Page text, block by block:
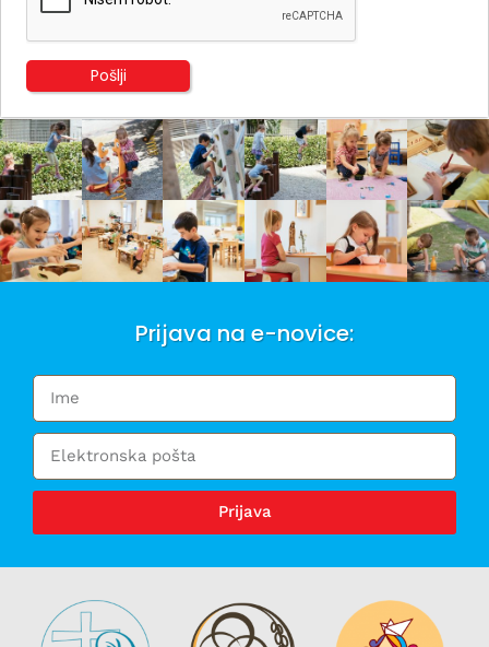
Prijava na e-novice:
Prijava